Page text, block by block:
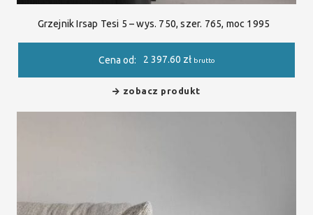
Grzejnik Irsap Tesi 5 – wys. 750, szer. 765, moc 1995
Cena od: 2 397.60 zł brutto
zobacz produkt